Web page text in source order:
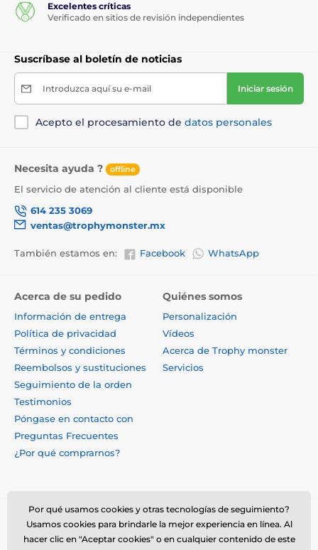
Excelentes críticas
Verificado en sitios de revisión independientes
Suscríbase al boletín de noticias
Introduzca aquí su e-mail Iniciar sesión
Acepto el procesamiento de datos personales
Necesita ayuda ? offline
El servicio de atención al cliente está disponible
614 235 3069
ventas@trophymonster.mx
También estamos en: Facebook WhatsApp
Acerca de su pedido
Información de entrega
Política de privacidad
Términos y condiciones
Reembolsos y sustituciones
Seguimiento de la orden
Testimonios
Póngase en contacto con
Preguntas Frecuentes
¿Por qué comprarnos?
Quiénes somos
Personalización
Vídeos
Acerca de Trophy monster
Servicios
Por qué usamos cookies y otras tecnologías de seguimiento?
Usamos cookies para brindarle la mejor experiencia en línea. Al
hacer clic en "Aceptar cookies" o en cualquier contenido de este